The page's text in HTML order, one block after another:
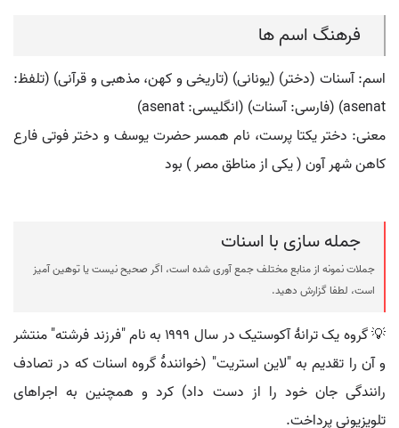
فرهنگ اسم ها
اسم: آسنات (دختر) (یونانی) (تاریخی و کهن، مذهبی و قرآنی) (تلفظ:
asenat) (فارسی: آسنات) (انگلیسی: asenat)
معنی: دختر یکتا پرست، نام همسر حضرت یوسف و دختر فوتی فارع
کاهن شهر آون ( یکی از مناطق مصر ) بود
جمله سازی با اسنات
جملات نمونه از منابع مختلف جمع آوری شده است، اگر صحیح نیست یا توهین آمیز
است، لطفا گزارش دهید.
💡 گروه یک ترانهٔ آکوستیک در سال ۱۹۹۹ به نام "فرزند فرشته" منتشر
و آن را تقدیم به "لاین استریت" (خوانندهٔ گروه اسنات که در تصادف
رانندگی جان خود را از دست داد) کرد و همچنین به اجراهای
تلویزیونی پرداخت.